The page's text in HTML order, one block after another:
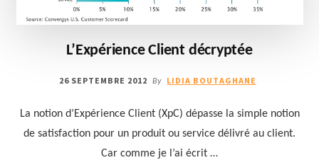
L’Expérience Client décryptée
26 SEPTEMBRE 2012 By LIDIA BOUTAGHANE
La notion d’Expérience Client (XpC) dépasse la simple notion
de satisfaction pour un produit ou service délivré au client.
Car comme je l’ai écrit …